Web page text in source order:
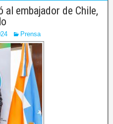
al embajador de Chile,
Prensa